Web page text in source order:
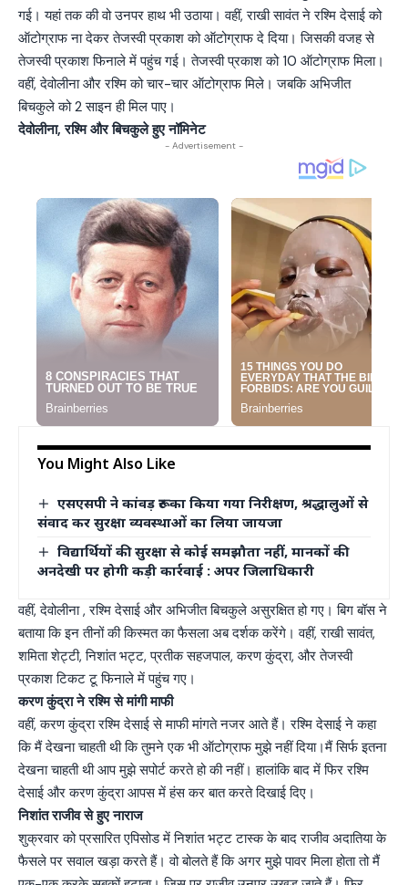
गई। यहां तक की वो उनपर हाथ भी उठाया। वहीं, राखी सावंत ने रश्मि देसाई को
ऑटोग्राफ ना देकर तेजस्वी प्रकाश को ऑटोग्राफ दे दिया। जिसकी वजह से
तेजस्वी प्रकाश फिनाले में पहुंच गई। तेजस्वी प्रकाश को 10 ऑटोग्राफ मिला।
वहीं, देवोलीना और रश्मि को चार-चार ऑटोग्राफ मिले। जबकि अभिजीत
बिचकुले को 2 साइन ही मिल पाए।
देवोलीना, रश्मि और बिचकुले हुए नॉमिनेट
- Advertisement -
You Might Also Like
एसएसपी ने कांवड़ रूट का किया गया निरीक्षण, श्रद्धालुओं से
संवाद कर सुरक्षा व्यवस्थाओं का लिया जायजा
विद्यार्थियों की सुरक्षा से कोई समझौता नहीं, मानकों की
अनदेखी पर होगी कड़ी कार्रवाई : अपर जिलाधिकारी
वहीं, देवोलीना , रश्मि देसाई और अभिजीत बिचकुले असुरक्षित हो गए। बिग बॉस ने
बताया कि इन तीनों की किस्मत का फैसला अब दर्शक करेंगे। वहीं, राखी सावंत,
शमिता शेट्टी, निशांत भट्ट, प्रतीक सहजपाल, करण कुंद्रा, और तेजस्वी
प्रकाश टिकट टू फिनाले में पहुंच गए।
करण कुंद्रा ने रश्मि से मांगी माफी
वहीं, करण कुंद्रा रश्मि देसाई से माफी मांगते नजर आते हैं। रश्मि देसाई ने कहा
कि मैं देखना चाहती थी कि तुमने एक भी ऑटोग्राफ मुझे नहीं दिया।मैं सिर्फ इतना
देखना चाहती थी आप मुझे सपोर्ट करते हो की नहीं। हालांकि बाद में फिर रश्मि
देसाई और करण कुंद्रा आपस में हंस कर बात करते दिखाई दिए।
निशांत राजीव से हुए नाराज
शुक्रवार को प्रसारित एपिसोड में निशांत भट्ट टास्क के बाद राजीव अदातिया के
फैसले पर सवाल खड़ा करते हैं। वो बोलते हैं कि अगर मुझे पावर मिला होता तो मैं